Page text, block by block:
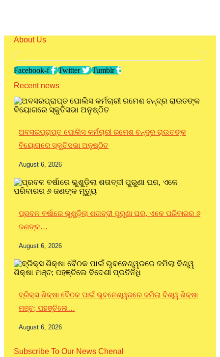
About Us
Facebook-f Twitter
Tumblr
Recent news
ଅବସରପ୍ରାପ୍ତ ପୋଲିସ କର୍ମଚାରୀ ରମେଶ ଚନ୍ଦ୍ର ରାଉତଙ୍କ
ବିୟୋଗରେ ସ୍କୁତିସଭା ଅନୁଷ୍ଠିତ
August 6, 2026
ପ୍ରବଳ ବର୍ଷାରେ ଭୁଶୁଡ଼ିଲା ଶତାବ୍ଦୀ ପୁରୁଣା ଘର, ଏକେ ପରିବାରର ୬
ଜଣଙ୍କ…
August 6, 2026
ବ୍ରିକ୍ସ ଶିକ୍ଷା ବୈଠକ ପାଇଁ ଭୁବନେଶ୍ୱରରେ ଜମିଲା ବିଶ୍ୱ ଶିକ୍ଷା
ମଞ୍ଚ; ପହଞ୍ଚିଲେ…
August 6, 2026
Subscribe To Our News Chenal